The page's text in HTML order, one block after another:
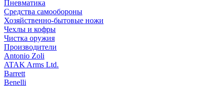
Пневматика
Средства самообороны
Хозяйственно-бытовые ножи
Чехлы и кофры
Чистка оружия
Производители
Antonio Zoli
ATAK Arms Ltd.
Barrett
Benelli